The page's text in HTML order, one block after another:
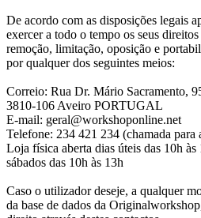
De acordo com as disposições legais
exercer a todo o tempo os seus
remoção, limitação, oposição e
por qualquer dos seguintes meios:
Correio: Rua Dr. Mário Sacramento,
3810-106 Aveiro PORTUGAL
E-mail: geral@workshoponline.net
Telefone: 234 421 234 (chamada para
Loja física aberta dias úteis das 10h
sábados das 10h às 13h
Caso o utilizador deseje, a qualquer
da base de dados da